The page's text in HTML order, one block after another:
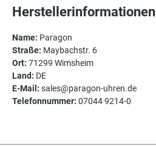
Herstellerinformationen
Name: Paragon
Straße: Maybachstr. 6
Ort: 71299 Wimsheim
Land: DE
E-Mail: sales@paragon-uhren.de
Telefonnummer: 07044 9214-0